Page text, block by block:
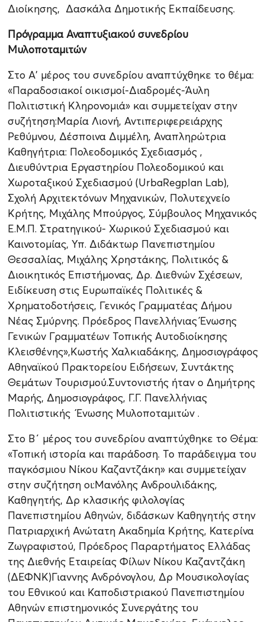
Διοίκησης, Δασκάλα Δημοτικής Εκπαίδευσης.
Πρόγραμμα Αναπτυξιακού συνεδρίου
Μυλοποταμιτών
Στο Α' μέρος του συνεδρίου αναπτύχθηκε το θέμα:
«Παραδοσιακοί οικισμοί-Διαδρομές-Άυλη
Πολιτιστική Κληρονομιά» και συμμετείχαν στην
συζήτηση:Μαρία Λιονή, Αντιπεριφερειάρχης
Ρεθύμνου, Δέσποινα Διμμέλη, Αναπληρώτρια
Καθηγήτρια: Πολεοδομικός Σχεδιασμός ,
Διευθύντρια Εργαστηρίου Πολεοδομικού και
Χωροταξικού Σχεδιασμού (UrbaRegplan Lab),
Σχολή Αρχιτεκτόνων Μηχανικών, Πολυτεχνείο
Κρήτης, Μιχάλης Μπούργος, Σύμβουλος Μηχανικός
Ε.Μ.Π. Στρατηγικού- Χωρικού Σχεδιασμού και
Καινοτομίας, Υπ. Διδάκτωρ Πανεπιστημίου
Θεσσαλίας, Μιχάλης Χρηστάκης, Πολιτικός &
Διοικητικός Επιστήμονας, Δρ. Διεθνών Σχέσεων,
Ειδίκευση στις Ευρωπαϊκές Πολιτικές &
Χρηματοδοτήσεις, Γενικός Γραμματέας Δήμου
Νέας Σμύρνης. Πρόεδρος Πανελλήνιας Ένωσης
Γενικών Γραμματέων Τοπικής Αυτοδιοίκησης
Κλεισθένης»,Κωστής Χαλκιαδάκης, Δημοσιογράφος
Αθηναϊκού Πρακτορείου Ειδήσεων, Συντάκτης
Θεμάτων Τουρισμού.Συντονιστής ήταν ο Δημήτρης
Μαρής, Δημοσιογράφος, Γ.Γ. Πανελλήνιας
Πολιτιστικής Ένωσης Μυλοποταμιτών .
Στο Β΄ μέρος του συνεδρίου αναπτύχθηκε το Θέμα:
«Τοπική ιστορία και παράδοση. Το παράδειγμα του
παγκόσμιου Νίκου Καζαντζάκη» και συμμετείχαν
στην συζήτηση οι:Μανόλης Ανδρουλιδάκης,
Καθηγητής, Δρ κλασικής φιλολογίας
Πανεπιστημίου Αθηνών, διδάσκων Καθηγητής στην
Πατριαρχική Ανώτατη Ακαδημία Κρήτης, Κατερίνα
Ζωγραφιστού, Πρόεδρος Παραρτήματος Ελλάδας
της Διεθνής Εταιρείας Φίλων Νίκου Καζαντζάκη
(ΔΕΦΝΚ)Γιαννης Ανδρόνογλου, Δρ Μουσικολογίας
του Εθνικού και Καποδιστριακού Πανεπιστημίου
Αθηνών επιστημονικός Συνεργάτης του